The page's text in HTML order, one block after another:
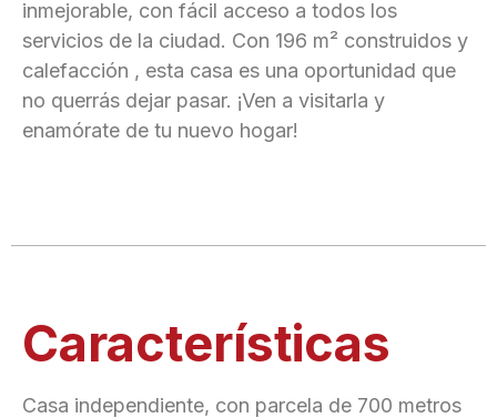
inmejorable, con fácil acceso a todos los
servicios de la ciudad. Con 196 m² construidos y
calefacción , esta casa es una oportunidad que
no querrás dejar pasar. ¡Ven a visitarla y
enamórate de tu nuevo hogar!
Características
Casa independiente, con parcela de 700 metros